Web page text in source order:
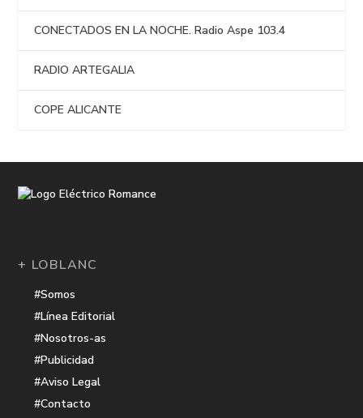
CONECTADOS EN LA NOCHE. Radio Aspe 103.4
RADIO ARTEGALIA
COPE ALICANTE
+ LOBLANC
#Somos
#Línea Editorial
#Nosotros-as
#Publicidad
#Aviso Legal
#Contacto